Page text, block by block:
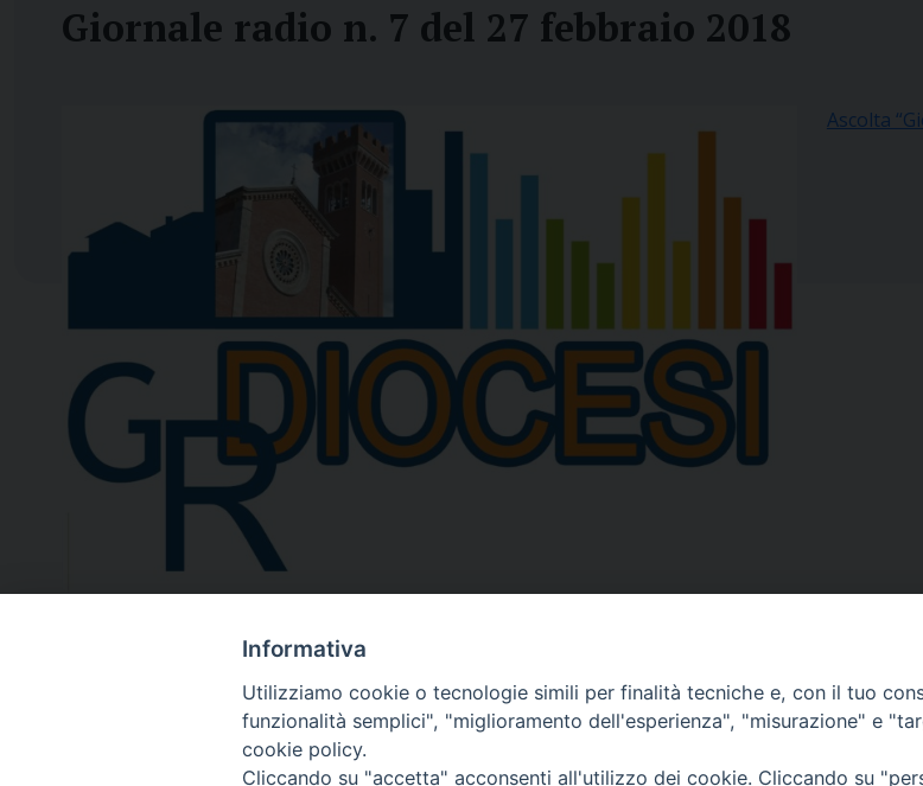
Giornale radio n. 7 del 27 febbraio 2018
Ascolta
Diocesi di
San Marco Argentano - Scalea CONTATTACI
Informativa
Utilizziamo cookie o tecnologie simili per finalità tecniche e, con il tuo
funzionalità semplici", "miglioramento dell'esperienza", "misurazione" e
cookie policy.
Cliccando su "accetta" acconsenti all'utilizzo dei cookie. Cliccando su